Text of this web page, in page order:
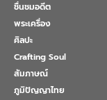
ชื่นชมอดีต
พระเครื่อง
ศิลปะ
Crafting Soul
สัมภาษณ์
ภูมิปัญญาไทย